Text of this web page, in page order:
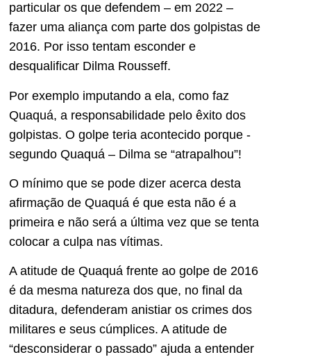
particular os que defendem – em 2022 –
fazer uma aliança com parte dos golpistas de
2016. Por isso tentam esconder e
desqualificar Dilma Rousseff.
Por exemplo imputando a ela, como faz
Quaquá, a responsabilidade pelo êxito dos
golpistas. O golpe teria acontecido porque -
segundo Quaquá – Dilma se “atrapalhou”!
O mínimo que se pode dizer acerca desta
afirmação de Quaquá é que esta não é a
primeira e não será a última vez que se tenta
colocar a culpa nas vítimas.
A atitude de Quaquá frente ao golpe de 2016
é da mesma natureza dos que, no final da
ditadura, defenderam anistiar os crimes dos
militares e seus cúmplices. A atitude de
“desconsiderar o passado” ajuda a entender